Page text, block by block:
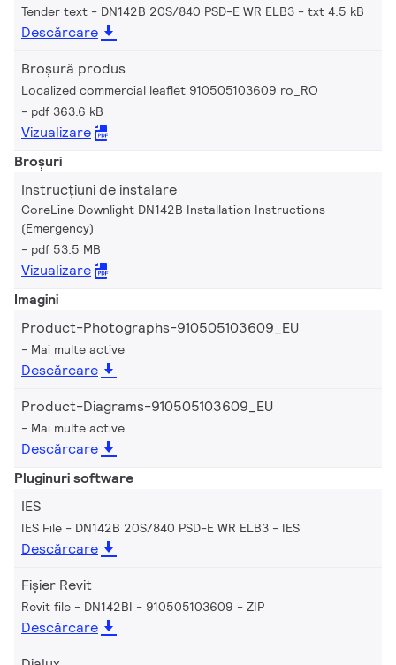
Tender text - DN142B 20S/840 PSD-E WR ELB3 txt 4.5 kB
Descărcare
Broșură produs
Localized commercial leaflet 910505103609 ro_RO
pdf 363.6 kB
Vizualizare
Broșuri
Instrucțiuni de instalare
CoreLine Downlight DN142B Installation Instructions
(Emergency)
pdf 53.5 MB
Vizualizare
Imagini
Product-Photographs-910505103609_EU
Mai multe active
Descărcare
Product-Diagrams-910505103609_EU
Mai multe active
Descărcare
Pluginuri software
IES
IES File - DN142B 20S/840 PSD-E WR ELB3 IES
Descărcare
Fișier Revit
Revit file - DN142BI - 910505103609 ZIP
Descărcare